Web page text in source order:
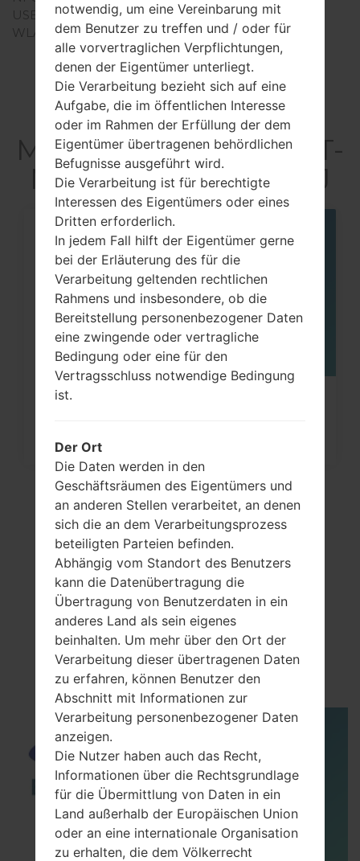
USB
microUSB 2.0
WLAN
-
Articles LGGT-
M7600B(Samsung GT-
M7600B) akaBeat DJ
Wie kann man die
Samsung...
VideoSamsung GT-
M7600BBeat DJ
notwendig, um eine Vereinbarung mit
dem Benutzer zu treffen und / oder für
alle vorvertraglichen Verpflichtungen,
denen der Eigentümer unterliegt.
Die Verarbeitung bezieht sich auf eine
Aufgabe, die im öffentlichen Interesse
oder im Rahmen der Erfüllung der dem
Eigentümer übertragenen behördlichen
Befugnisse ausgeführt wird.
Die Verarbeitung ist für berechtigte
Interessen des Eigentümers oder eines
Dritten erforderlich.
In jedem Fall hilft der Eigentümer gerne
bei der Erläuterung des für die
Verarbeitung geltenden rechtlichen
Rahmens und insbesondere, ob die
Bereitstellung personenbezogener Daten
eine zwingende oder vertragliche
Bedingung oder eine für den
Vertragsschluss notwendige Bedingung
ist.
Der Ort
Die Daten werden in den
Geschäftsräumen des Eigentümers und
an anderen Stellen verarbeitet, an denen
sich die an dem Verarbeitungsprozess
beteiligten Parteien befinden.
Abhängig vom Standort des Benutzers
kann die Datenübertragung die
Übertragung von Benutzerdaten in ein
anderes Land als sein eigenes
beinhalten. Um mehr über den Ort der
Verarbeitung dieser übertragenen Daten
zu erfahren, können Benutzer den
Abschnitt mit Informationen zur
Verarbeitung personenbezogener Daten
anzeigen.
Die Nutzer haben auch das Recht,
Informationen über die Rechtsgrundlage
für die Übermittlung von Daten in ein
Land außerhalb der Europäischen Union
oder an eine internationale Organisation
zu erhalten, die dem Völkerrecht